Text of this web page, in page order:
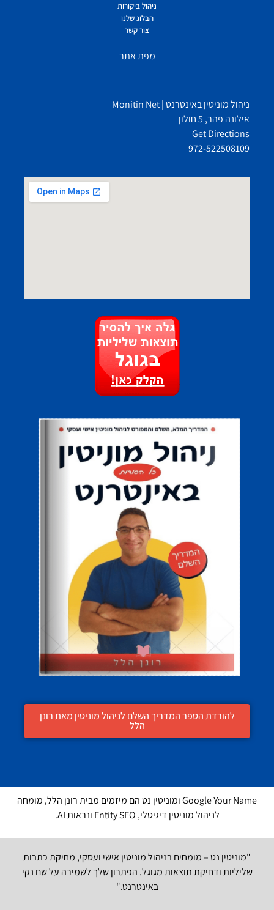
ניהול ביקורות
הבלוג שלנו
צור קשר
מפת אתר
ניהול מוניטין באינטרנט | Monitin Net
אילונה פהר, 5 חולון
Get Directions
972-522508109
להורדת הספר המדריך השלם לניהול מוניטין מאת רונן
הלל
Google Your Name ומוניטין נט הם מיזמים מבית רונן הלל, מומחה
לניהול מוניטין דיגיטלי, Entity SEO ונראות AI.
"מוניטין נט – מומחים בניהול מוניטין אישי ועסקי, מחיקת כתבות
שליליות ודחיקת תוצאות מגוגל. הפתרון שלך לשמירה על שם נקי
באינטרנט."